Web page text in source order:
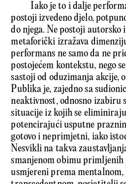
Iako je to i dalje
postoji izvedeno djelo,
do njega. Ne postoji autorsko
metaforički izražava
performans ne samo da ne
postojećem kontekstu, nego
sastoji od oduzimanja akcije,
Publika je, zajedno sa
neaktivnost, odnosno izabiru
situacije iz kojih se
potencirajući usputne
gotovo i neprimjetni, iako
Nesvikli na takva
smanjenom obimu primljenih
usmjereni prema mentalnom,